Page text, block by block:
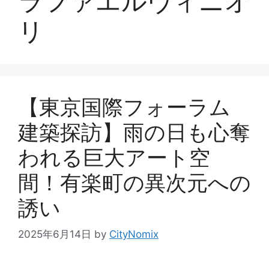
リ
【東京国際フォーラム
建築探訪】雨の日も心奪
われる巨大アート空
間！有楽町の異次元への
誘い
2025年6月14日 by CityNomix